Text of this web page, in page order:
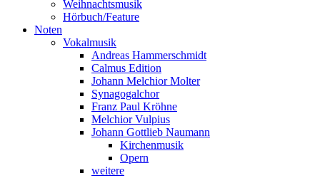
Weihnachtsmusik
Hörbuch/Feature
Noten
Vokalmusik
Andreas Hammerschmidt
Calmus Edition
Johann Melchior Molter
Synagogalchor
Franz Paul Kröhne
Melchior Vulpius
Johann Gottlieb Naumann
Kirchenmusik
Opern
weitere